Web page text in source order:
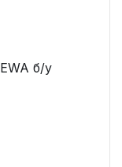
б/у